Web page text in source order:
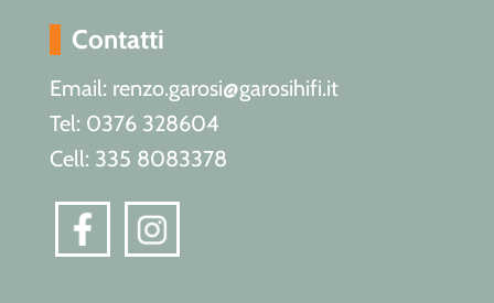
Contatti
Email: renzo.garosi@garosihifi.it
Tel: 0376 328604
Cell: 335 8083378